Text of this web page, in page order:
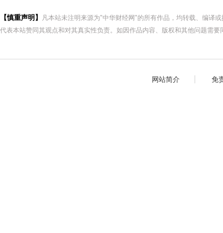
【慎重声明】
凡本站未注明来源为"中华财经网"的所有作品，均转载、编译
代表本站赞同其观点和对其真实性负责。如因作品内容、版权和其他问题需
网站简介 免